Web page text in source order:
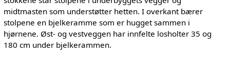
midtmasten som understøtter hetten. I overkant bærer
stolpene en bjelkeramme som er hugget sammen i
hjørnene. Øst- og vestveggen har innfelte losholter 35 og
180 cm under bjelkerammen.